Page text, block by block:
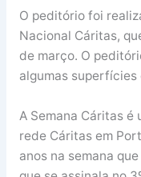
O peditório foi
Nacional Cáritas,
de março. O
algumas superfícies
A Semana Cáritas
rede Cáritas em
anos na semana